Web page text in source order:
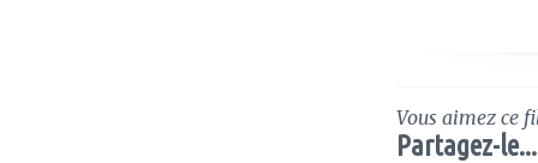
Vous aimez ce
Partagez-le...